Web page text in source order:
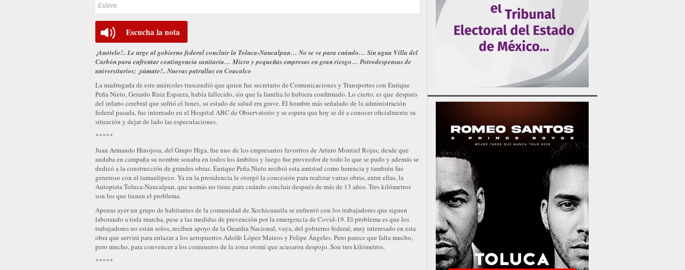
Eslava.
Escucha la nota
¡Anótelo!.. Le urge al gobierno federal concluir la Toluca-Naucalpan… No se ve para cuándo… Sin agua Villa del
Carbón para enfrentar contingencia sanitaria… Micro y pequeñas empresas en gran riesgo… Potrodespensas de
universitarios; ¡súmate!.. Nuevas patrullas en Coacalco
La madrugada de este miércoles trascendió que quien fue secretario de Comunicaciones y Transportes con Enrique
Peña Nieto, Gerardo Ruiz Esparza, había fallecido, sin que la familia lo hubiera confirmado. Lo cierto, es que después
del infarto cerebral que sufrió el lunes, su estado de salud era grave. El hombre más señalado de la administración
federal pasada, fue internado en el Hospital ABC de Observatorio y se espera que hoy se dé a conocer oficialmente su
situación y dejar de lado las especulaciones.
*****
Juan Armando Hinojosa, del Grupo Higa, fue uno de los empresarios favoritos de Arturo Montiel Rojas; desde que
andaba en campaña su nombre sonaba en todos los ámbitos y luego fue proveedor de todo lo que se pudo y además se
dedicó a la construcción de grandes obras. Enrique Peña Nieto recibió esta amistad como herencia y también fue
generoso con el tamaulipeco. Ya en la presidencia le otorgó la concesión para realizar varias obras, entre ellas, la
Autopista Toluca-Naucalpan, que nomás no tiene para cuándo concluir después de más de 13 años. Tres kilómetros
son los que tienen el problema.
Apenas ayer un grupo de habitantes de la comunidad de Xochicuautla se enfrentó con los trabajadores que siguen
laborando a toda marcha, pese a las medidas de prevención por la emergencia de Covid-19. El problema es que los
trabajadores no están solos, reciben apoyo de la Guardia Nacional, vaya, del gobierno federal, muy interesado en esta
obra que servirá para enlazar a los aeropuertos Adolfo López Mateos y Felipe Ángeles. Pero parece que falta mucho,
pero mucho, para convencer a los comuneros de la zona otomí que acusaron despojo. Son tres kilómetros.
*****